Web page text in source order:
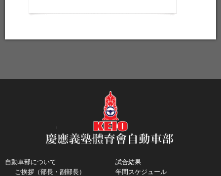
自動車部について
ご挨拶（部長・副部長）
試合結果
年間スケジュール